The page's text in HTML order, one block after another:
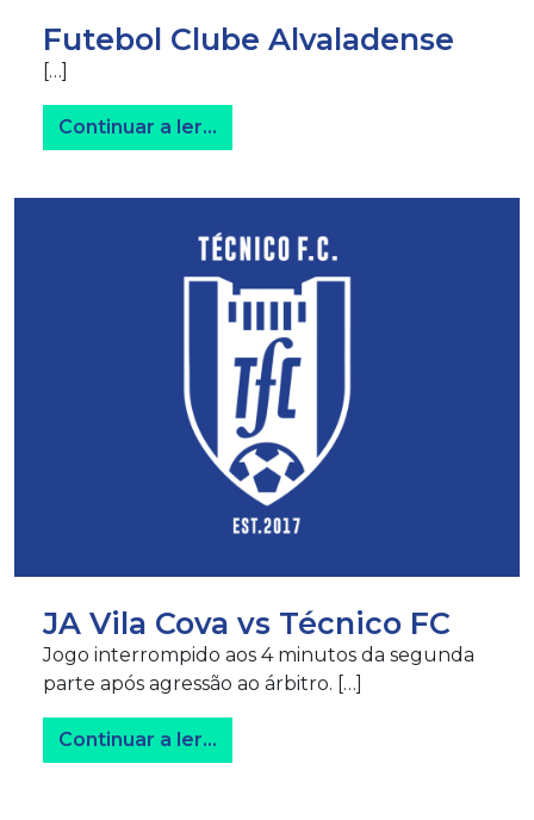
Futebol Clube Alvaladense
[…]
Continuar a ler…
JA Vila Cova vs Técnico FC
Jogo interrompido aos 4 minutos da segunda
parte após agressão ao árbitro. […]
Continuar a ler…